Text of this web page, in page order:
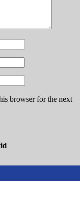
browser for the next